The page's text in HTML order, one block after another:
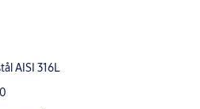
AISI 316L